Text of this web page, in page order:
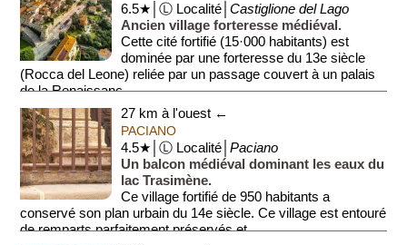
6.5★│Ⓛ Localité│Castiglione del Lago
Ancien village forteresse médiéval.
Cette cité fortifié (15·000 habitants) est
dominée par une forteresse du 13e siècle
(Rocca del Leone) reliée par un passage couvert à un palais
de la Renaissanc...
27 km à l'ouest ←
PACIANO
4.5★│Ⓛ Localité│Paciano
Un balcon médiéval dominant les eaux du
lac Trasimène.
Ce village fortifié de 950 habitants a
conservé son plan urbain du 14e siècle. Ce village est entouré
de remparts parfaitement préservés et ...